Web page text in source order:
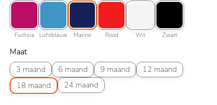
Kleuroptie: Fuchsia
Fuchsia
Kleuroptie: Lichtblauw
Lichtblauw
Kleuroptie: Marine
Marine
Kleuroptie: Rood
Rood
Kleuroptie: Wit
Wit
Kleuroptie: Zwart
Zwart
Selecteer
Maat
3 maand
Maatoptie: 3 maand
6 maand
Maatoptie: 6 maand
9 maand
Maatoptie: 9 maand12 maand
Maatoptie: 12 maand
18 maand
Maatoptie: 18 maand24 maand
Maatoptie: 24 maand